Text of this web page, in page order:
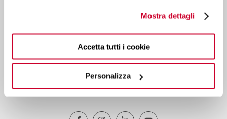
Mostra dettagli
Accetta tutti i cookie
Personalizza
Via industriale 69
25065 Lumezzane S.S. (BS) - Italy
T.+39 030 89280
F. +39 0308928250